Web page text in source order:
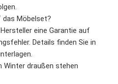
das Möbelset?
eine Garantie auf
Details finden Sie in
Winter draußen stehen